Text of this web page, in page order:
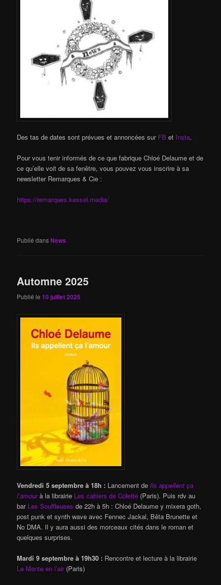
Des tas de dates sont prévues et annoncées sur FB et Insta.
Pour vous tenir informés de ce que fabrique Chloé Delaume et de
ce qu’elle voit de sa fenêtre, vous pouvez vous inscrire à sa
newsletter Remarques & Cie :
https://remarques.kessel.media/
Publié dansNews
Automne 2025
Publié le10 juillet 2025
Vendredi 5 septembre à 18h : Lancement de Ils appellent ça
l’amourà la librairie Les cahiers de Colette (Paris). Puis rdv au
bar Les Souffleuses de 22h à 5h : Chloé Delaume y mixera goth,
post punk et synth wave avec Fennec Jackal, Bêta Brunette et
No DMA. Il y aura aussi des morceaux cités dans le roman et
quelques surprises.
Mardi 9 septembre à 19h30 : Rencontre et lecture à la librairie
Le Monte en l’air(Paris)